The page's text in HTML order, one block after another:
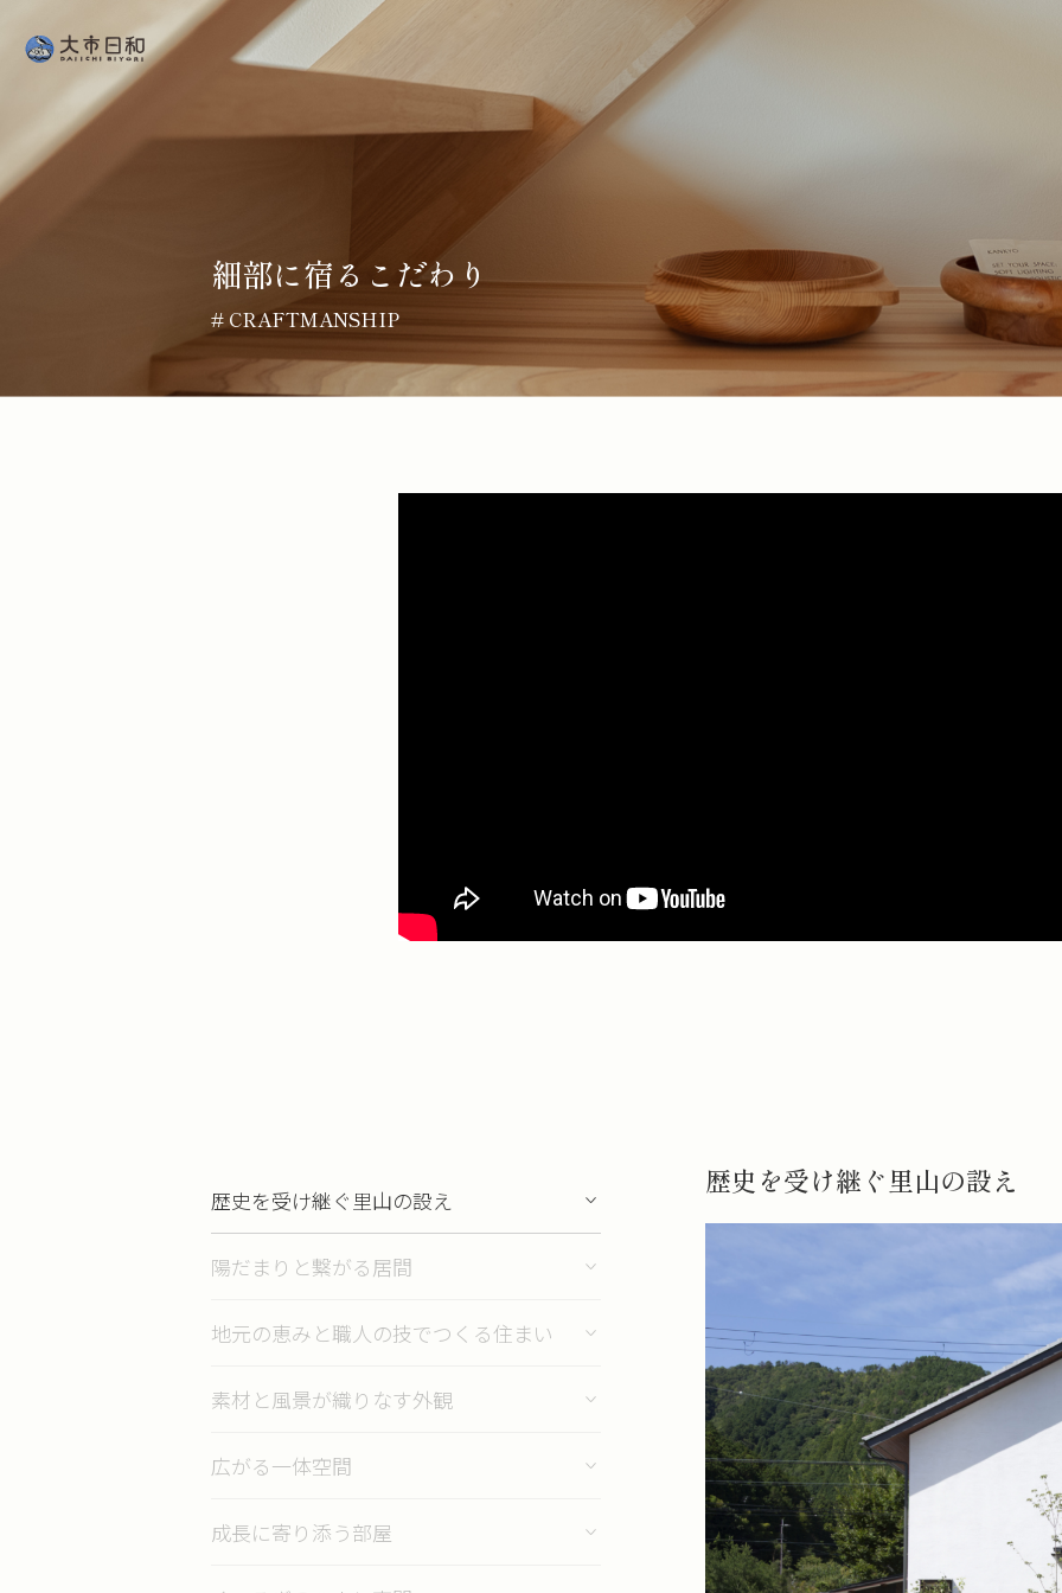
細部に宿るこだわり
# CRAFTMANSHIP
歴史を受け継ぐ里山の設え
陽だまりと繋がる居間
地元の恵みと職人の技でつくる住まい
素材と風景が織りなす外観
広がる一体空間
成長に寄り添う部屋
歴史を受け継ぐ里山の設え